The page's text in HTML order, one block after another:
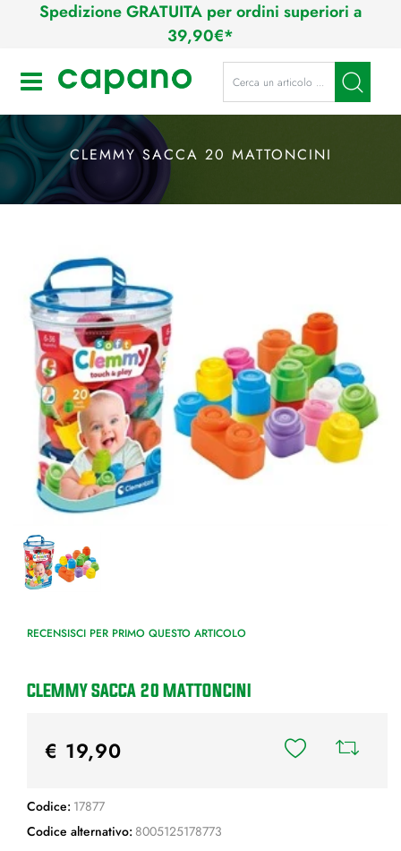
Spedizione GRATUITA per ordini superiori a
39,90€*
Open La modifica di un filtro
CLEMMY SACCA 20 MATTONCINI
RECENSISCI PER PRIMO QUESTO ARTICOLO
CLEMMY SACCA 20 MATTONCINI
€ 19,90
Codice: 17877
Codice alternativo: 8005125178773